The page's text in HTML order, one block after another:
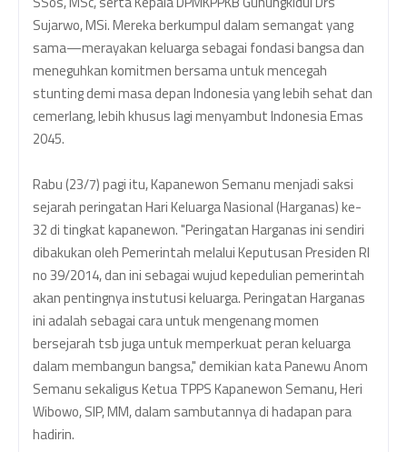
Sujarwo, MSi. Mereka berkumpul dalam semangat yang
sama—merayakan keluarga sebagai fondasi bangsa dan
meneguhkan komitmen bersama untuk mencegah
stunting demi masa depan Indonesia yang lebih sehat dan
cemerlang, lebih khusus lagi menyambut Indonesia Emas
2045.
Rabu (23/7) pagi itu, Kapanewon Semanu menjadi saksi
sejarah peringatan Hari Keluarga Nasional (Harganas) ke-
32 di tingkat kapanewon. "Peringatan Harganas ini sendiri
dibakukan oleh Pemerintah melalui Keputusan Presiden RI
no 39/2014, dan ini sebagai wujud kepedulian pemerintah
akan pentingnya instutusi keluarga. Peringatan Harganas
ini adalah sebagai cara untuk mengenang momen
bersejarah tsb juga untuk memperkuat peran keluarga
dalam membangun bangsa," demikian kata Panewu Anom
Semanu sekaligus Ketua TPPS Kapanewon Semanu, Heri
Wibowo, SIP, MM, dalam sambutannya di hadapan para
hadirin.